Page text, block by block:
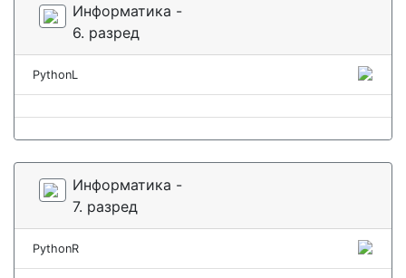
Информатика -
6. разред
PythonL
Информатика -
7. разред
PythonR